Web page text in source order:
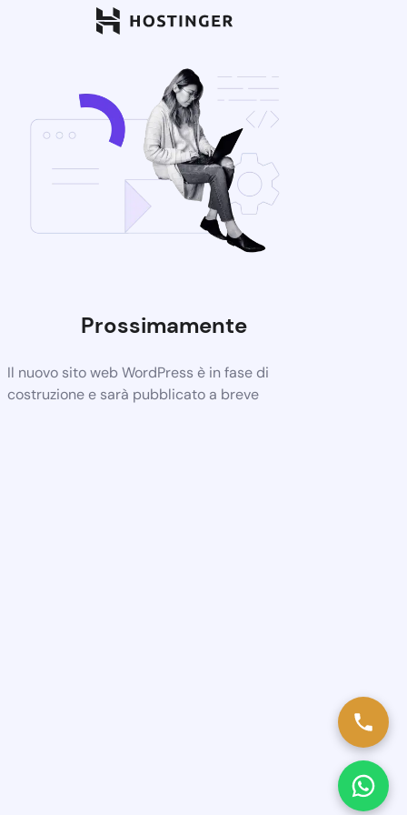
Prossimamente
Il nuovo sito web WordPress è in fase di
costruzione e sarà pubblicato a breve